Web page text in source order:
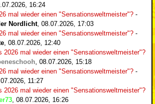
16:24
mal wieder einen "Sensationsweltmeister"? -
Nordlicht, 08.07.2026, 17:03
mal wieder einen "Sensationsweltmeister"? -
08.07.2026, 12:40
2026 mal wieder einen "Sensationsweltmeister"?
08.07.2026, 15:18
mal wieder einen "Sensationsweltmeister"? -
11:27
2026 mal wieder einen "Sensationsweltmeister"?
08.07.2026, 16:26